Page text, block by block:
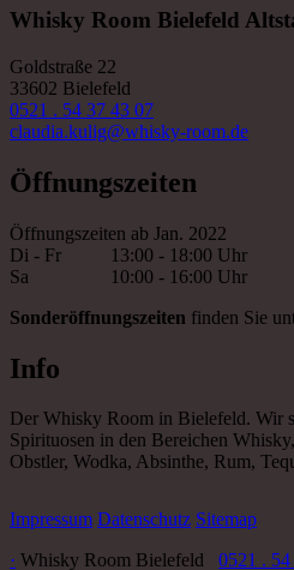
Whisky Room Bielefeld
Goldstraße 22
33602 Bielefeld
0521 . 54 37 43 07
claudia.kulig@whisky-room.de
Öffnungszeiten
Öffnungszeiten ab Jan. 2022
Di - Fr
13:00 - 18:00 Uhr
Sa
10:00 - 16:00 Uhr
Sonderöffnungszeiten finden Sie
Info
Der Whisky Room in Bielefeld. Wir
Spirituosen in den Bereichen
Obstler, Wodka, Absinthe, Rum,
Impressum Datenschutz Sitemap
· Whisky Room Bielefeld 0521 .